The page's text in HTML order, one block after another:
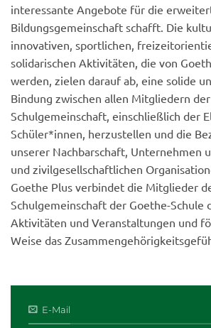
interessante Angebote für die
Bildungsgemeinschaft schafft. Die
innovativen, sportlichen,
solidarischen Aktivitäten, die von
werden, zielen darauf ab, eine solide
Bindung zwischen allen Mitgliedern der
Schulgemeinschaft, einschließlich der
Schüler*innen, herzustellen und die
unserer Nachbarschaft, Unternehmen
und zivilgesellschaftlichen
Goethe Plus verbindet die Mitglieder
Schulgemeinschaft der Goethe-Schule
Aktivitäten und Veranstaltungen und
Weise das
E-Mail